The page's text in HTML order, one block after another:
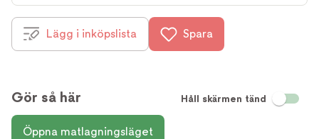
Lägg i inköpslista Spara
Gör så här Håll skärmen tänd
Öppna matlagningsläget